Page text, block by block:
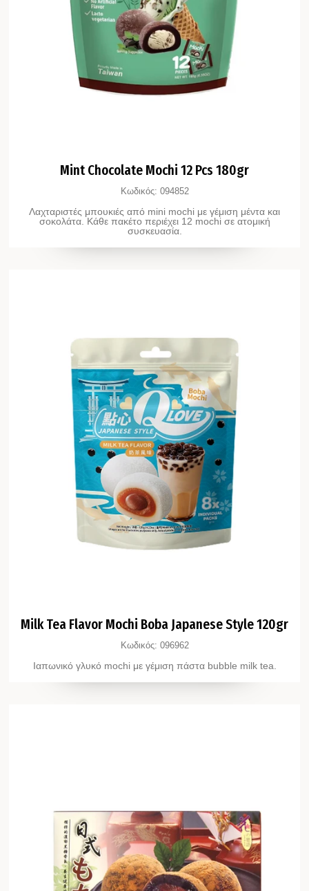
Mint Chocolate Mochi 12 Pcs 180gr
Κωδικός: 094852
Λαχταριστές μπουκιές από mini mochi με γέμιση μέντα και
σοκολάτα. Κάθε πακέτο περιέχει 12 mochi σε ατομική
συσκευασία.
Milk Tea Flavor Mochi Boba Japanese Style 120gr
Κωδικός: 096962
Ιαπωνικό γλυκό mochi με γέμιση πάστα bubble milk tea.